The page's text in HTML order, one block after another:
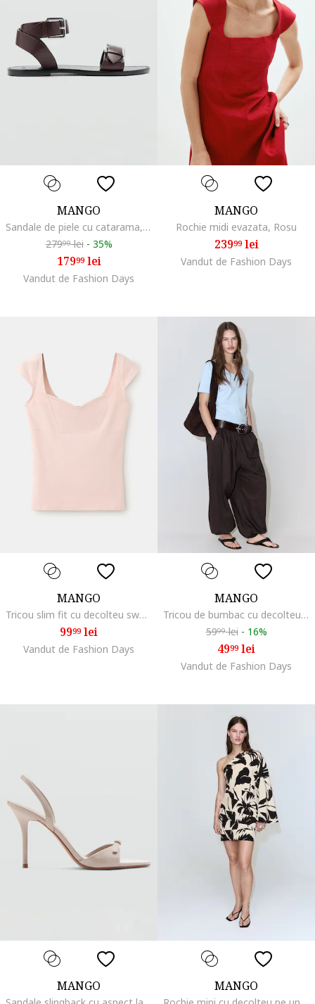
MANGO
Sandale de piele cu catarama, Maro inchis
27999lei - 35%
17999lei
Vandut de Fashion Days
MANGO
Rochie midi evazata, Rosu
23999lei
Vandut de Fashion Days
MANGO
Tricou slim fit cu decolteu sweetheart, Nude rose
9999lei
Vandut de Fashion Days
MANGO
Tricou de bumbac cu decolteu in V, Albastru lavanda
5999lei - 16%
4999lei
Vandut de Fashion Days
MANGO MANGO